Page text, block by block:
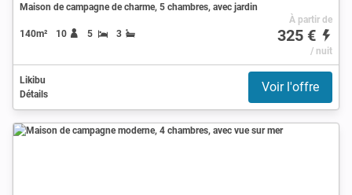
Maison de campagne de charme, 5 chambres, avec jardin
140m² 10 5 3
À partir de
325 €
/ nuit
Likibu
Détails
Voir l'offre